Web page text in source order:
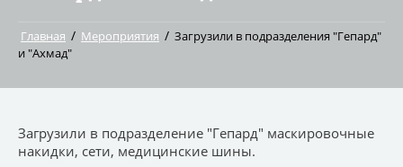
Главная / Мероприятия / Загрузили в подразделения "Гепард"
и "Ахмад"
Загрузили в подразделение "Гепард" маскировочные
накидки, сети, медицинские шины.